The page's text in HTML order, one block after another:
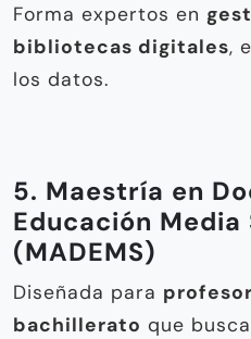
Forma expertos en
bibliotecas digitales,
los datos.
5. Maestría en
Educación Media
(MADEMS)
Diseñada para
bachillerato que